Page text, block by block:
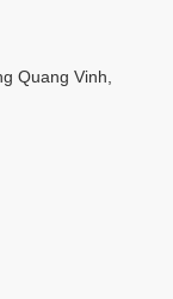
Quang Vinh,